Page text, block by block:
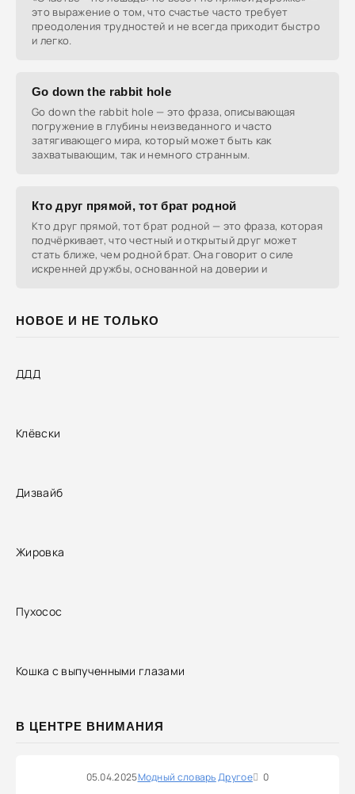
НОВОЕ И НЕ ТОЛЬКО
ДДД
Клёвски
Дизвайб
Жировка
Пухосос
Кошка с выпученными глазами
В ЦЕНТРЕ ВНИМАНИЯ
05.04.2025Модный словарьДругое 0
это выражение о том, что счастье часто требует
преодоления трудностей и не всегда приходит быстро
и легко.
Go down the rabbit hole
Go down the rabbit hole — это фраза, описывающая
погружение в глубины неизведанного и часто
затягивающего мира, который может быть как
захватывающим, так и немного странным.
Кто друг прямой, тот брат родной
Кто друг прямой, тот брат родной — это фраза, которая
подчёркивает, что честный и открытый друг может
стать ближе, чем родной брат. Она говорит о силе
искренней дружбы, основанной на доверии и